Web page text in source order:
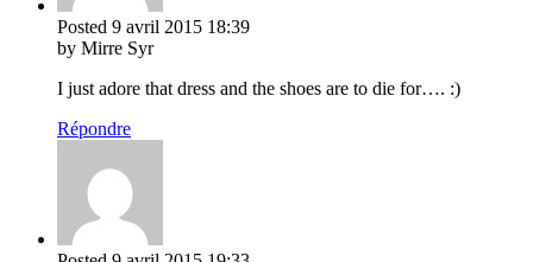
Posted 9 avril 2015 18:39
by Mirre Syr
I just adore that dress and the shoes are to die for…. :)
Répondre